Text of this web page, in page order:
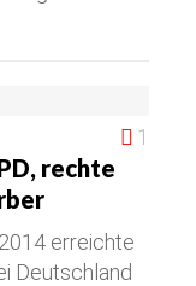
1
rechte
erreichte
Deutschland